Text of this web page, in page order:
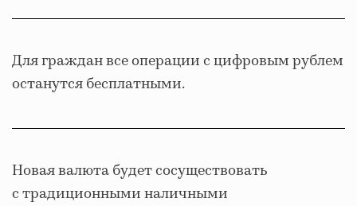
Для граждан все операции с цифровым рублем
останутся бесплатными.
Новая валюта будет сосуществовать
с традиционными наличными